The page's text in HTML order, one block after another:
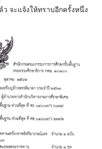
จะแจ้งให้ทราบอีกครั้งหนึ่ง